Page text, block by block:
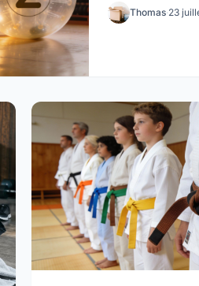
Thomas·23